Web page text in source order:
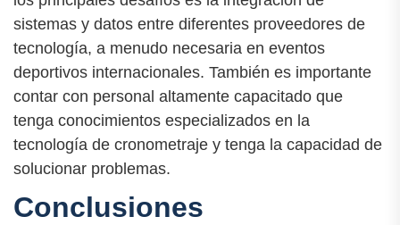
sistemas y datos entre diferentes proveedores de
tecnología, a menudo necesaria en eventos
deportivos internacionales. También es importante
contar con personal altamente capacitado que
tenga conocimientos especializados en la
tecnología de cronometraje y tenga la capacidad de
solucionar problemas.
Conclusiones